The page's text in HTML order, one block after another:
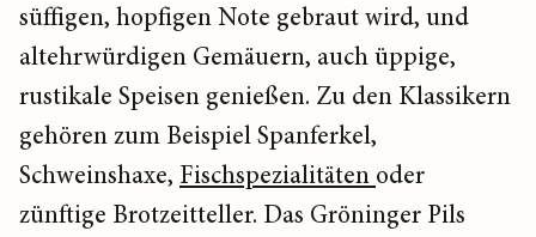
süffigen, hopfigen Note gebraut wird, und
altehrwürdigen Gemäuern, auch üppige,
rustikale Speisen genießen. Zu den Klassikern
gehören zum Beispiel Spanferkel,
Schweinshaxe, Fischspezialitäten oder
zünftige Brotzeitteller. Das Gröninger Pils